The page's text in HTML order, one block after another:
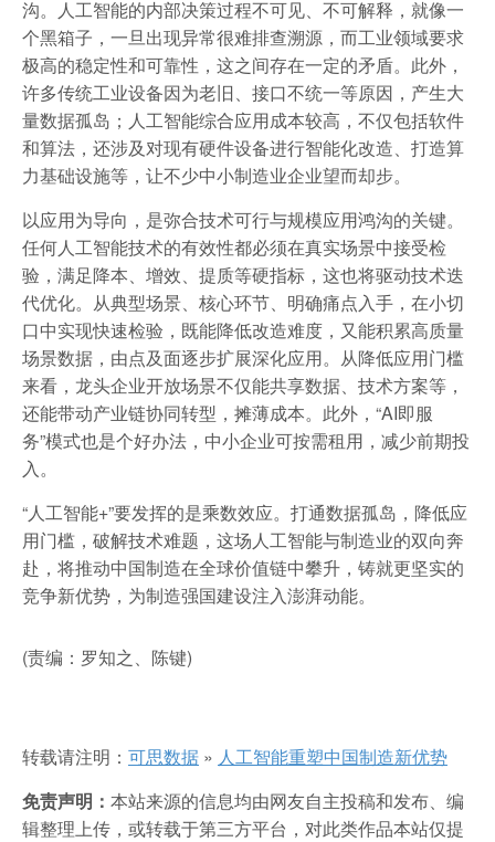
沟。人工智能的内部决策过程不可见、不可解释，就像一
个黑箱子，一旦出现异常很难排查溯源，而工业领域要求
极高的稳定性和可靠性，这之间存在一定的矛盾。此外，
许多传统工业设备因为老旧、接口不统一等原因，产生大
量数据孤岛；人工智能综合应用成本较高，不仅包括软件
和算法，还涉及对现有硬件设备进行智能化改造、打造算
力基础设施等，让不少中小制造业企业望而却步。
以应用为导向，是弥合技术可行与规模应用鸿沟的关键。
任何人工智能技术的有效性都必须在真实场景中接受检
验，满足降本、增效、提质等硬指标，这也将驱动技术迭
代优化。从典型场景、核心环节、明确痛点入手，在小切
口中实现快速检验，既能降低改造难度，又能积累高质量
场景数据，由点及面逐步扩展深化应用。从降低应用门槛
来看，龙头企业开放场景不仅能共享数据、技术方案等，
还能带动产业链协同转型，摊薄成本。此外，“AI即服
务”模式也是个好办法，中小企业可按需租用，减少前期投
入。
“人工智能+”要发挥的是乘数效应。打通数据孤岛，降低应
用门槛，破解技术难题，这场人工智能与制造业的双向奔
赴，将推动中国制造在全球价值链中攀升，铸就更坚实的
竞争新优势，为制造强国建设注入澎湃动能。
(责编：罗知之、陈键)
转载请注明： 可思数据 » 人工智能重塑中国制造新优势
免责声明： 本站来源的信息均由网友自主投稿和发布、编
辑整理上传，或转载于第三方平台，对此类作品本站仅提